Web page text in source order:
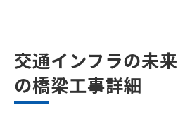
交通インフラの未
の橋梁工事詳細